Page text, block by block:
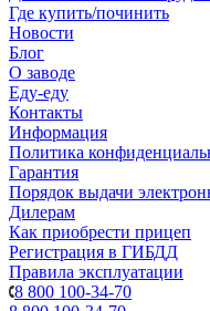
Где купить/починить
Новости
Блог
О заводе
Еду-еду
Контакты
Информация
Политика
Гарантия
Порядок выдачи
Дилерам
Как приобрести прицеп
Регистрация в ГИБДД
Правила эксплуатации
8 800 100-34-70